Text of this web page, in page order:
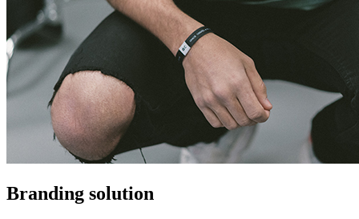
Branding solution